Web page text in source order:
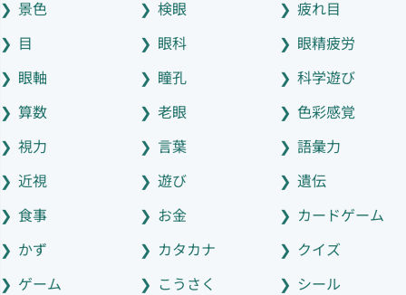
景色 検眼
疲れ目
目
眼科
眼精疲労
眼軸
瞳孔
科学遊び
算数
老眼
色彩感覚
視力
言葉
語彙力
近視
遊び
遺伝
食事
お金
カードゲーム
かず
カタカナ
クイズ
ゲーム
こうさく
シール